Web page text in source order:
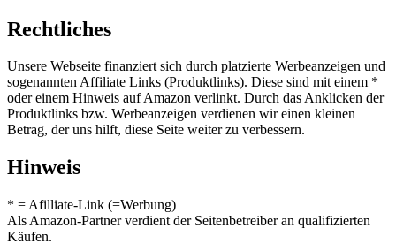
Rechtliches
Unsere Webseite finanziert sich durch platzierte Werbeanzeigen und
sogenannten Affiliate Links (Produktlinks). Diese sind mit einem *
oder einem Hinweis auf Amazon verlinkt. Durch das Anklicken der
Produktlinks bzw. Werbeanzeigen verdienen wir einen kleinen
Betrag, der uns hilft, diese Seite weiter zu verbessern.
Hinweis
* = Afilliate-Link (=Werbung)
Als Amazon-Partner verdient der Seitenbetreiber an qualifizierten
Käufen.